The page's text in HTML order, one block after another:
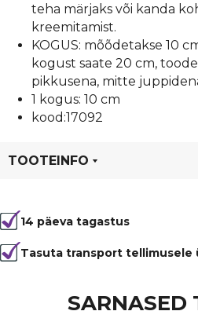
teha märjaks või kanda
kreemitamist.
KOGUS: mõõdetakse 10
kogust saate 20 cm,
pikkusena, mitte
1 kogus: 10 cm
kood:17092
TOOTEINFO
Värvus
Kuldne
Laius
10 mm
14 päeva tagastus
Tasuta transport tellimusele
SARNASED